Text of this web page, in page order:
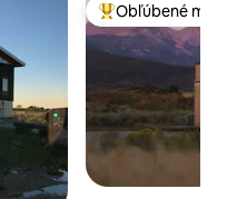
Najobľúbenejšie
Obľúbené